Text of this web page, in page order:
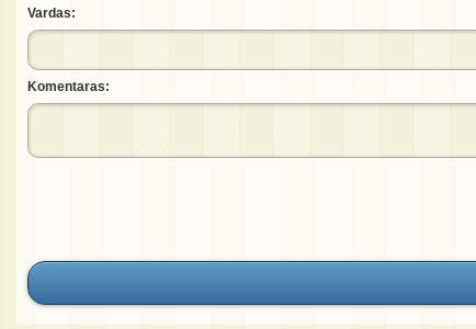
Vardas:
Komentaras: